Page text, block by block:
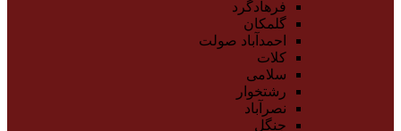
فرهادگرد
گلمکان
احمدآباد صولت
کلات
سلامی
رشتخوار
نصرآباد
جنگل